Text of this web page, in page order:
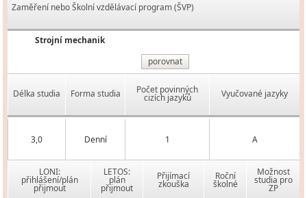
Zaměření nebo Školní vzdělávací program (ŠVP)
Strojní mechanik
porovnat
Délka studia Forma studia Počet povinných
cizích jazyků Vyučované jazyky
3,0 Denní 1 A
LONI:
přihlášení/plán
přijmout
LETOS:
plán
přijmout
Přijímací
zkouška
Roční
školné
Možnost
studia pro
ZP